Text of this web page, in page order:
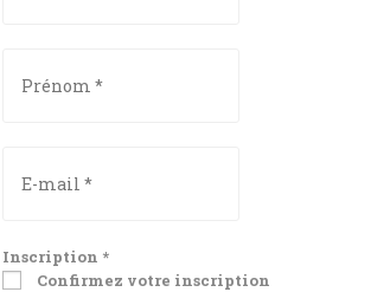
Inscription *
Confirmez votre inscription